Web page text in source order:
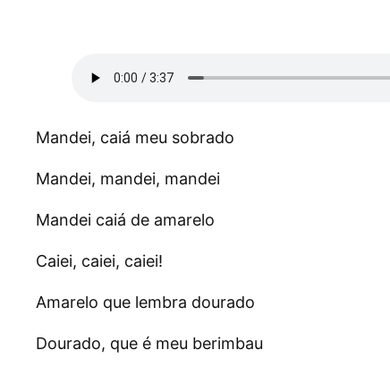
Mandei, caiá meu sobrado
Mandei, mandei, mandei
Mandei caiá de amarelo
Caiei, caiei, caiei!
Amarelo que lembra dourado
Dourado, que é meu berimbau